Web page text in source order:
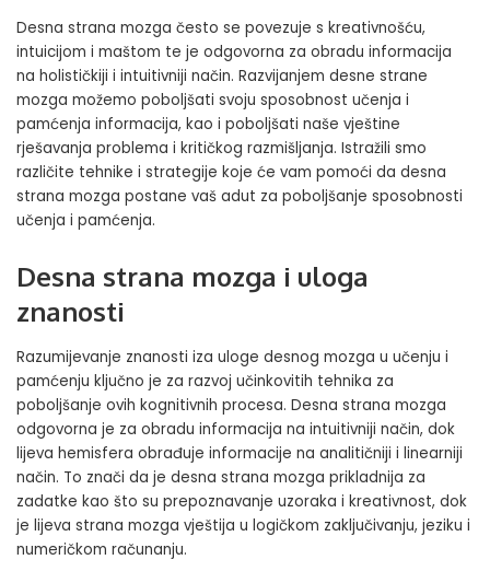
Desna strana mozga često se povezuje s kreativnošću,
intuicijom i maštom te je odgovorna za obradu informacija
na holističkiji i intuitivniji način. Razvijanjem desne strane
mozga možemo poboljšati svoju sposobnost učenja i
pamćenja informacija, kao i poboljšati naše vještine
rješavanja problema i kritičkog razmišljanja. Istražili smo
različite tehnike i strategije koje će vam pomoći da desna
strana mozga postane vaš adut za poboljšanje sposobnosti
učenja i pamćenja.
Desna strana mozga i uloga
znanosti
Razumijevanje znanosti iza uloge desnog mozga u učenju i
pamćenju ključno je za razvoj učinkovitih tehnika za
poboljšanje ovih kognitivnih procesa. Desna strana mozga
odgovorna je za obradu informacija na intuitivniji način, dok
lijeva hemisfera obrađuje informacije na analitičniji i linearniji
način. To znači da je desna strana mozga prikladnija za
zadatke kao što su prepoznavanje uzoraka i kreativnost, dok
je lijeva strana mozga vještija u logičkom zaključivanju, jeziku i
numeričkom računanju.